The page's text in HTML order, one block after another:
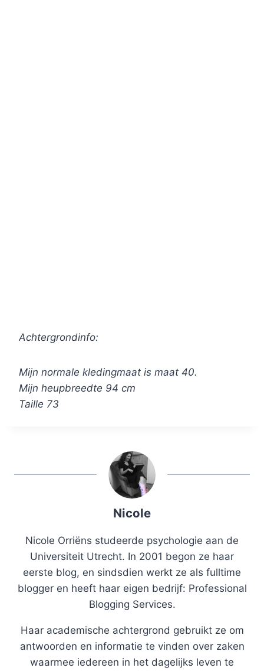
Achtergrondinfo:
Mijn normale kledingmaat is maat 40.
Mijn heupbreedte 94 cm
Taille 73
Nicole
Nicole Orriëns studeerde psychologie aan de
Universiteit Utrecht. In 2001 begon ze haar
eerste blog, en sindsdien werkt ze als fulltime
blogger en heeft haar eigen bedrijf: Professional
Blogging Services.
Haar academische achtergrond gebruikt ze om
antwoorden en informatie te vinden over zaken
waarmee iedereen in het dagelijks leven te